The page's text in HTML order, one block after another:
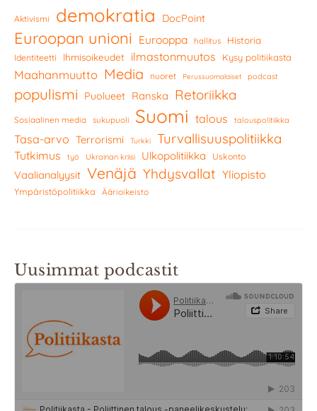
Aktivismi demokratia DocPoint
Euroopan unioni Eurooppa hallitus Historia
Identiteetti Ihmisoikeudet ilmastonmuutos Kysy politiikasta
Maahanmuutto Media nuoret Perussuomalaiset podcast
populismi Puolueet Ranska Retoriikka
Sosiaalinen media sukupuoli Suomi talous talouspolitiikka
Tasa-arvo Terrorismi Turkki Turvallisuuspolitiikka
Tutkimus työ Ukrainan kriisi Ulkopolitiikka Uskonto
Vaalianalyysit Venäjä Yhdysvallat Yliopisto
Ympäristöpolitiikka Äärioikeisto
Uusimmat podcastit